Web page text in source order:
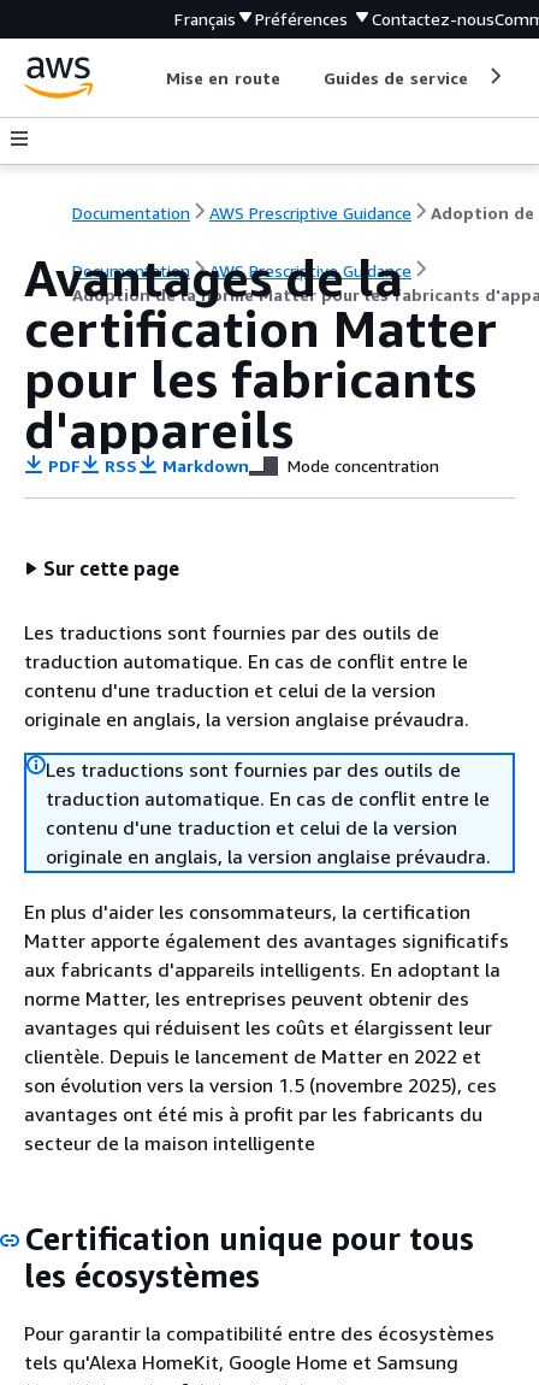
Français Préférences Contactez-nous
Mise en route Guides de service
Documentation AWS Prescriptive Guidance
Documentation
AWS Prescriptive Guidance
Adoption de la norme Matter pour les fabricants
Avantages de la
certification Matter
pour les fabricants
d'appareils
PDF RSS Markdown Mode concentration
Sur cette page
Les traductions sont fournies par des outils de
traduction automatique. En cas de conflit entre le
contenu d'une traduction et celui de la version
originale en anglais, la version anglaise prévaudra.
Les traductions sont fournies par des outils de
traduction automatique. En cas de conflit entre le
contenu d'une traduction et celui de la version
originale en anglais, la version anglaise prévaudra.
En plus d'aider les consommateurs, la certification
Matter apporte également des avantages significatifs
aux fabricants d'appareils intelligents. En adoptant la
norme Matter, les entreprises peuvent obtenir des
avantages qui réduisent les coûts et élargissent leur
clientèle. Depuis le lancement de Matter en 2022 et
son évolution vers la version 1.5 (novembre 2025), ces
avantages ont été mis à profit par les fabricants du
secteur de la maison intelligente
Certification unique pour tous
les écosystèmes
Pour garantir la compatibilité entre des écosystèmes
tels qu'Alexa HomeKit, Google Home et Samsung